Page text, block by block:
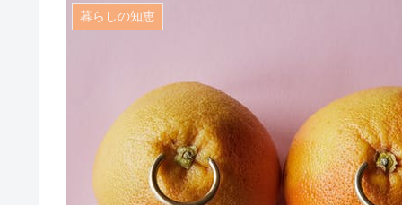
暮らしの知恵